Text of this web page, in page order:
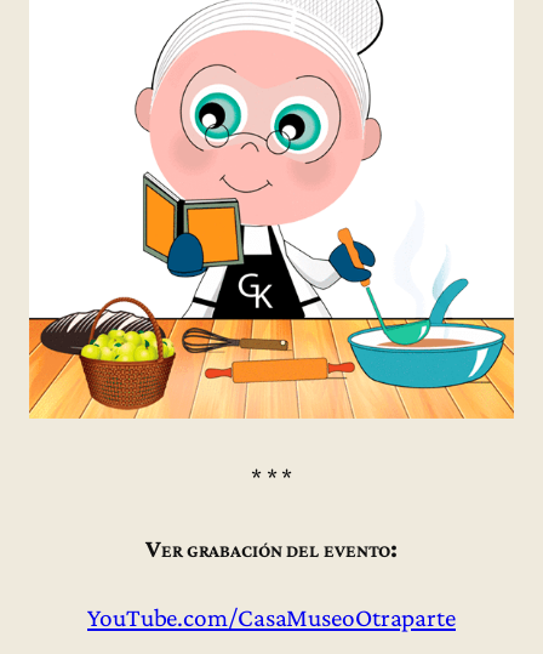
* * *
Ver grabación del evento:
YouTube.com/CasaMuseoOtraparte